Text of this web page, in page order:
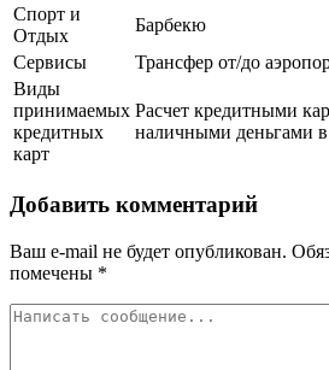
Спорт и
Отдых
Барбекю
Сервисы
Трансфер от/до
Виды
принимаемых
кредитных
карт
Расчет кредитными
наличными деньгами в
Добавить комментарий
Ваш e-mail не будет опубликован.
помечены *